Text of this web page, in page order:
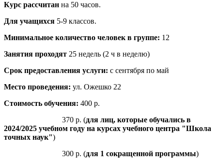
Курс рассчитан на 50 часов.
Для учащихся 5-9 классов.
Минимальное количество человек в группе: 12
Занятия проходят 25 недель (2 ч в неделю)
Срок предоставления услуги: с сентября по май
Место проведения: ул. Ожешко 22
Стоимость обучения: 400 р.
370 р. (для лиц, которые обучались в
2024/2025 учебном году на курсах учебного центра "Школа
точных наук")
300 р. (для 1 сокращенной программы)